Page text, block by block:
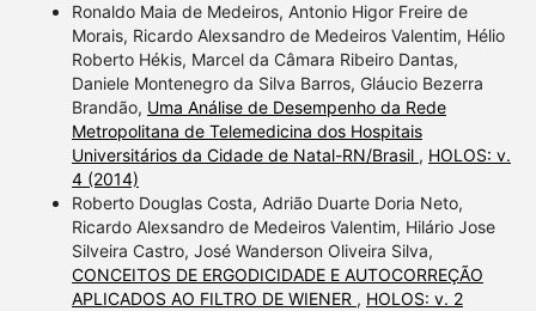
Ronaldo Maia de Medeiros, Antonio Higor Freire de
Morais, Ricardo Alexsandro de Medeiros Valentim, Hélio
Roberto Hékis, Marcel da Câmara Ribeiro Dantas,
Daniele Montenegro da Silva Barros, Gláucio Bezerra
Brandão, Uma Análise de Desempenho da Rede
Metropolitana de Telemedicina dos Hospitais
Universitários da Cidade de Natal-RN/Brasil , HOLOS: v.
4 (2014)
Roberto Douglas Costa, Adrião Duarte Doria Neto,
Ricardo Alexsandro de Medeiros Valentim, Hilário Jose
Silveira Castro, José Wanderson Oliveira Silva,
CONCEITOS DE ERGODICIDADE E AUTOCORREÇÃO
APLICADOS AO FILTRO DE WIENER , HOLOS: v. 2